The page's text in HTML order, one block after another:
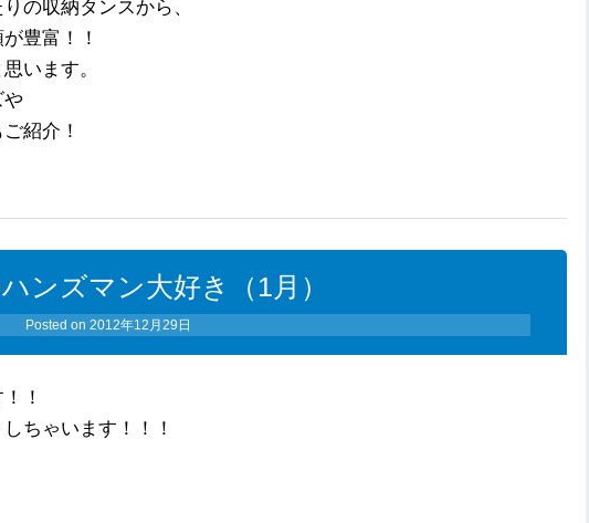
の収納タンスから、
豊富！！
います。
や
紹介！
ンズマン大好き（1月）
Posted on 2012年12月29日
！
ちゃいます！！！